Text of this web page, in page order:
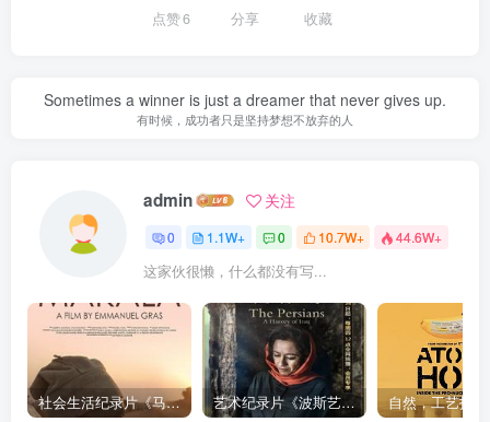
点赞6 分享 收藏
Sometimes a winner is just a dreamer that never gives up.
有时候，成功者只是坚持梦想不放弃的人
admin 关注
0 1.1W+ 0 10.7W+ 44.6W+
这家伙很懒，什么都没有写...
社会生活纪录片《马加拉 Makala》下载 艺术纪录片《波斯艺术 Art of Persia》下载